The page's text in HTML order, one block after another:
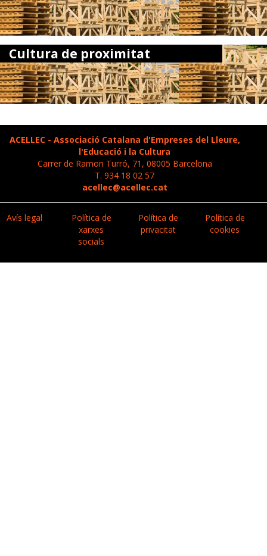
Cultura de proximitat
ACELLEC - Associació Catalana d'Empreses del Lleure,
l'Educació i la Cultura
Carrer de Ramon Turró, 71, 08005 Barcelona
T. 934 18 02 57
acellec@acellec.cat
Avís legal
Política de
xarxes
socials
Política de
privacitat
Política de
cookies